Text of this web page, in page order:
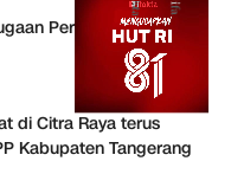
Perakitan HP
di Citra Raya terus
Kabupaten Tangerang